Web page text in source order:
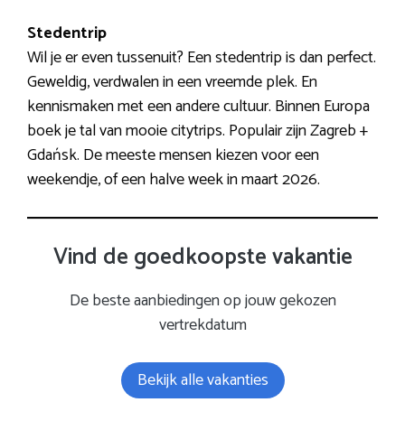
Stedentrip
Wil je er even tussenuit? Een stedentrip is dan perfect.
Geweldig, verdwalen in een vreemde plek. En
kennismaken met een andere cultuur. Binnen Europa
boek je tal van mooie citytrips. Populair zijn Zagreb +
Gdańsk. De meeste mensen kiezen voor een
weekendje, of een halve week in maart 2026.
Vind de goedkoopste vakantie
De beste aanbiedingen op jouw gekozen
vertrekdatum
Bekijk alle vakanties